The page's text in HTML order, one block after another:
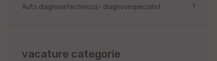
Auto diagnosetechnicus- diagnosespecialist
1
vacature categorie